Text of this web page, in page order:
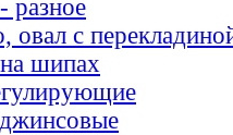
разное
овал с
шипах